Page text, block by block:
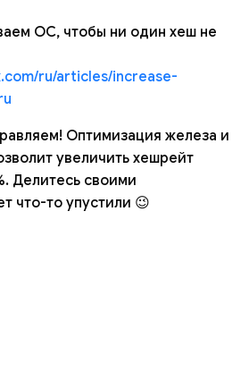
ОС, чтобы ни один хеш не
ru/articles/increase-
Оптимизация железа и
увеличить хешрейт
Делитесь своими
что-то упустили 😉